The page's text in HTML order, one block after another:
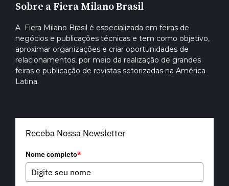
Sobre a Fiera Milano Brasil
A Fiera Milano Brasil é especializada em feiras de
negócios e publicações técnicas e tem como objetivo,
aproximar organizações e criar oportunidades de
relacionamentos, por meio da realização de grandes
feiras e publicação de revistas setorizadas na América
Latina.
Receba Nossa Newsletter
Nome completo*